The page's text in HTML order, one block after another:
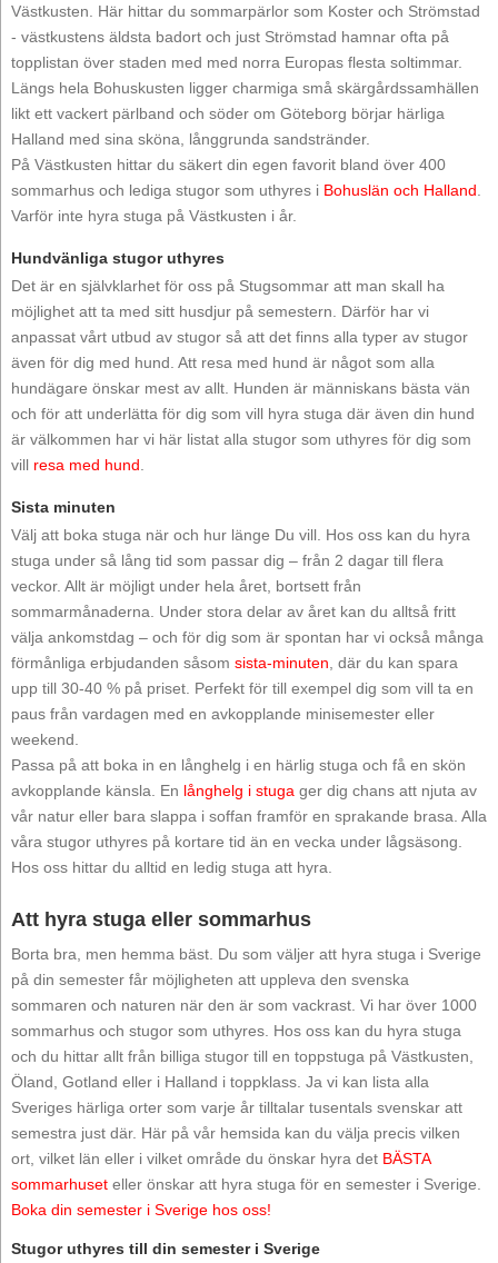
Västkusten. Här hittar du sommarpärlor som Koster och Strömstad
- västkustens äldsta badort och just Strömstad hamnar ofta på
topplistan över staden med med norra Europas flesta soltimmar.
Längs hela Bohuskusten ligger charmiga små skärgårdssamhällen
likt ett vackert pärlband och söder om Göteborg börjar härliga
Halland med sina sköna, långgrunda sandstränder.
På Västkusten hittar du säkert din egen favorit bland över 400
sommarhus och lediga stugor som uthyres i Bohuslän och Halland
Varför inte hyra stuga på Västkusten i år.
Hundvänliga stugor uthyres
Det är en självklarhet för oss på Stugsommar att man skall ha
möjlighet att ta med sitt husdjur på semestern. Därför har vi
anpassat vårt utbud av stugor så att det finns alla typer av stugor
även för dig med hund. Att resa med hund är något som alla
hundägare önskar mest av allt. Hunden är människans bästa vän
och för att underlätta för dig som vill hyra stuga där även din hund
är välkommen har vi här listat alla stugor som uthyres för dig som
vill resa med hund
Sista minuten
Välj att boka stuga när och hur länge Du vill. Hos oss kan du hyra
stuga under så lång tid som passar dig – från 2 dagar till flera
veckor. Allt är möjligt under hela året, bortsett från
sommarmånaderna. Under stora delar av året kan du alltså fritt
välja ankomstdag – och för dig som är spontan har vi också många
förmånliga erbjudanden såsom sista-minuten , där du kan spara
upp till 30-40 % på priset. Perfekt för till exempel dig som vill ta en
paus från vardagen med en avkopplande minisemester eller
weekend.
Passa på att boka in en långhelg i en härlig stuga och få en skön
avkopplande känsla. En långhelg i stuga ger dig chans att njuta av
vår natur eller bara slappa i soffan framför en sprakande brasa. Alla
våra stugor uthyres på kortare tid än en vecka under lågsäsong.
Hos oss hittar du alltid en ledig stuga att hyra.
Att hyra stuga eller sommarhus
Borta bra, men hemma bäst. Du som väljer att hyra stuga i Sverige
på din semester får möjligheten att uppleva den svenska
sommaren och naturen när den är som vackrast. Vi har över 1000
sommarhus och stugor som uthyres. Hos oss kan du hyra stuga
och du hittar allt från billiga stugor till en toppstuga på Västkusten,
Öland, Gotland eller i Halland i toppklass. Ja vi kan lista alla
Sveriges härliga orter som varje år tilltalar tusentals svenskar att
semestra just där. Här på vår hemsida kan du välja precis vilken
ort, vilket län eller i vilket område du önskar hyra det BÄSTA
sommarhuset eller önskar att hyra stuga för en semester i Sverige.
Boka din semester i Sverige hos oss!
Stugor uthyres till din semester i Sverige